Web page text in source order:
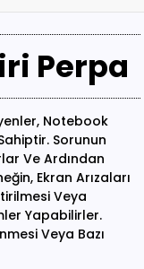
Perpa
Notebook
Sorunun
Ve Ardından
Ekran Arızaları
Veya
Yapabilirler.
Veya Bazı